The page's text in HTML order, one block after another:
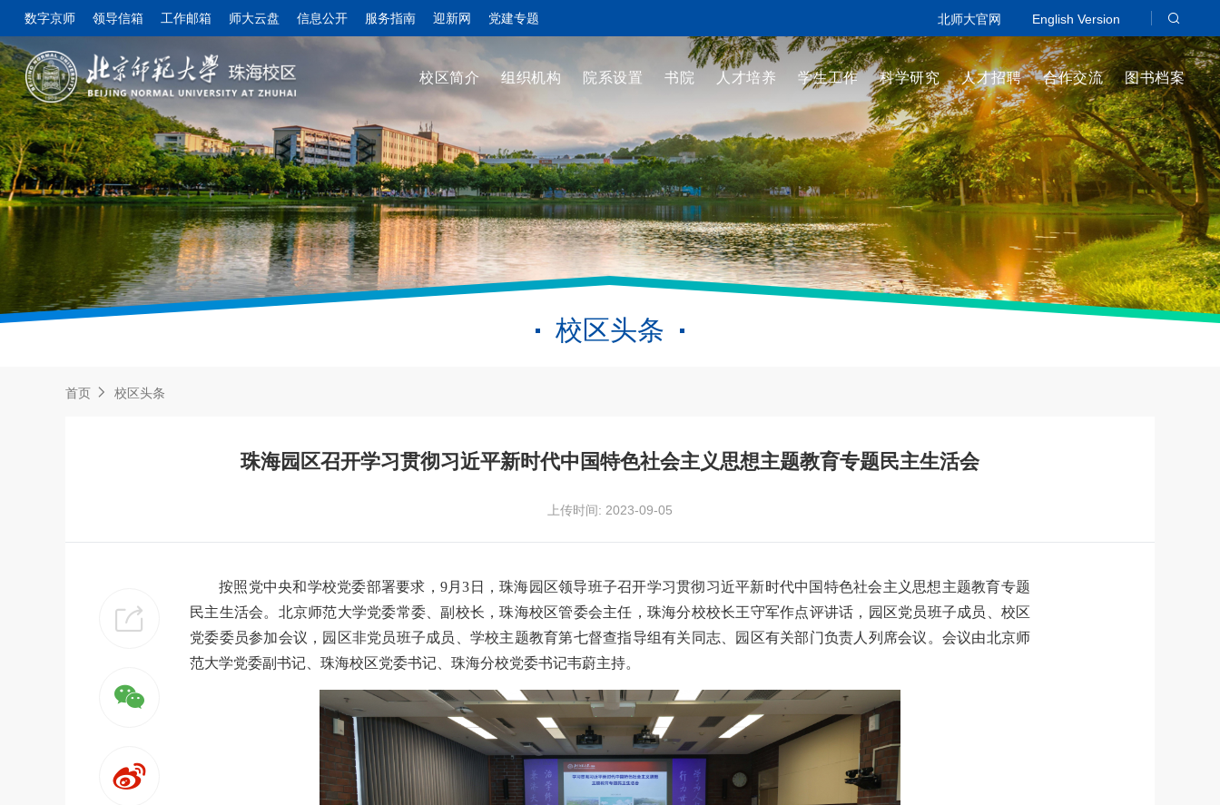
数字京师 领导信箱 工作邮箱 师大云盘 信息公开 服务指南 迎新网 党建专题 北师大官网 English Version
校区简介 组织机构 院系设置 书院 人才培养 学生工作 科学研究 人才招聘 合作交流 图书档案
校区头条
首页 校区头条
珠海园区召开学习贯彻习近平新时代中国特色社会主义思想主题教育专题民主生活会
上传时间: 2023-09-05
按照党中央和学校党委部署要求，9月3日，珠海园区领导班子召开学习贯彻习近平新时代中国特色社会主义思想主题教育专题
民主生活会。北京师范大学党委常委、副校长，珠海校区管委会主任，珠海分校校长王守军作点评讲话，园区党员班子成员、校区
党委委员参加会议，园区非党员班子成员、学校主题教育第七督查指导组有关同志、园区有关部门负责人列席会议。会议由北京师
范大学党委副书记、珠海校区党委书记、珠海分校党委书记韦蔚主持。